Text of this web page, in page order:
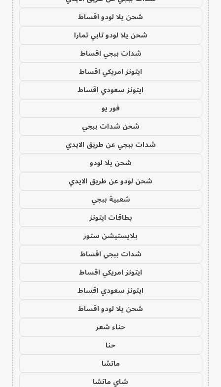
شحن يلا لودو اقساط
شحن يلا لودو تابي تمارا
شدات ببجي اقساط
ايتونز امريكي اقساط
ايتونز سعودي اقساط
فور يو
شحن شدات ببجي
شدات ببجي عن طريق الايدي
شحن يلا لودو
شحن لودو عن طريق الايدي
شعبية ببجي
بطاقات ايتونز
بلايستيشن ستور
شدات ببجي اقساط
ايتونز امريكي اقساط
ايتونز سعودي اقساط
شحن يلا لودو اقساط
حناء شعر
حنا
ماتشا
شاي ماتشا